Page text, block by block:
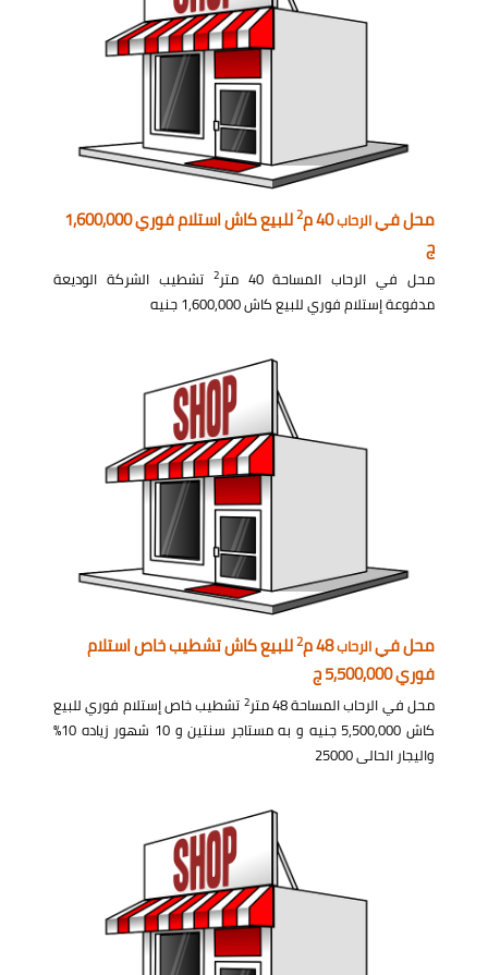
محل فيالرحاب40 م 2
للبيع كاش استلام فوري 1,600,000
ج
محل في الرحاب المساحة 40 متر 2 تشطيب الشركة الوديعة
مدفوعة إستلام فوري للبيع كاش 1,600,000 جنيه
محل فيالرحاب48 م 2للبيع كاش تشطيب خاص استلام
فوري 5,500,000 ج
محل في الرحاب المساحة 48 متر 2 تشطيب خاص إستلام فوري للبيع
كاش 5,500,000 جنيه و به مستاجر سنتين و 10 شهور زياده 10%
واليجار الحالى 25000